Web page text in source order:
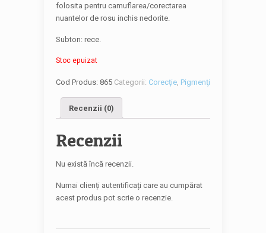
folosita pentru camuflarea/corectarea
nuantelor de rosu inchis nedorite.
Subton: rece.
Stoc epuizat
Cod Produs: 865 Categorii: Corecţie, Pigmenţi
Recenzii (0)
Recenzii
Nu există încă recenzii.
Numai clienți autentificați care au cumpărat
acest produs pot scrie o recenzie.